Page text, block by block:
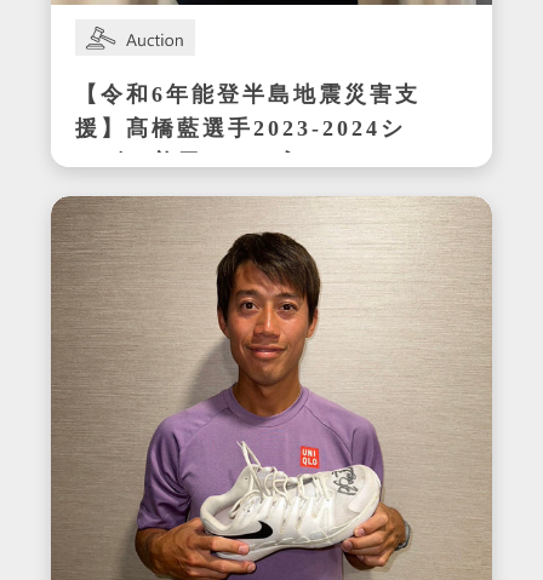
【令和6年能登半島地震災害支
援】髙橋藍選手2023-2024シ
ーズン着用サイン入りシュー
ズ